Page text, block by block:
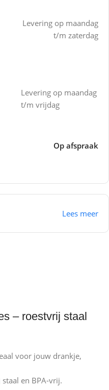
Levering op maandag
t/m zaterdag
Levering op maandag
t/m vrijdag
Op afspraak
Lees meer
– roestvrij staal
voor jouw drankje,
en BPA-vrij.